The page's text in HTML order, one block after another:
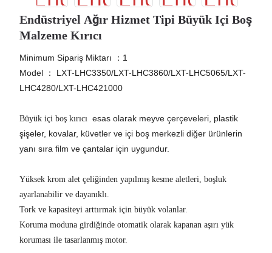
Endüstriyel Ağır Hizmet Tipi Büyük Içi Boş
Malzeme Kırıcı
Minimum Sipariş Miktarı ：1
Model
： LXT-LHC3350/LXT-LHC3860/LXT-LHC5065/LXT-
LHC4280/LXT-LHC421000
Büyük içi boş kırıcı esas olarak meyve çerçeveleri, plastik
şişeler, kovalar, küvetler ve içi boş merkezli diğer ürünlerin
yanı sıra film ve çantalar için uygundur.
Yüksek krom alet çeliğinden yapılmış kesme aletleri, boşluk
ayarlanabilir ve dayanıklı.
Tork ve kapasiteyi arttırmak için büyük volanlar.
Koruma moduna girdiğinde otomatik olarak kapanan aşırı yük
koruması ile tasarlanmış motor.